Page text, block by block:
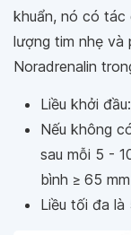
khuẩn, nó có tác
lượng tim nhẹ và
Noradrenalin
Liều khởi
Nếu không
sau mỗi 5 -
bình ≥ 65
Liều tối đa